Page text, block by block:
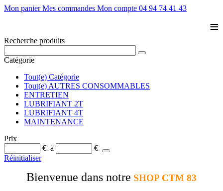
Mon panier Mes commandes Mon compte 04 94 74 41 43
≡
Recherche produits
Catégorie
Tout(e) Catégorie
Tout(e) AUTRES CONSOMMABLES
ENTRETIEN
LUBRIFIANT 2T
LUBRIFIANT 4T
MAINTENANCE
Prix
€ à
€
Réinitialiser
Bienvenue dans notre SHOP CTM 83